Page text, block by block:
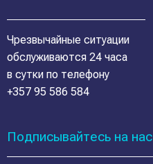
Чрезвычайные ситуации
обслуживаются 24 часа
в сутки по телефону
+357 95 586 584
Подписывайтесь на нас